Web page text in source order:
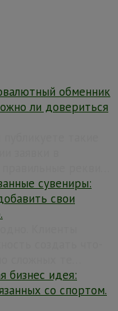
обменник
ли довериться
сувениры:
свои
бизнес идея:
со спортом.